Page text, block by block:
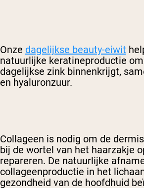
Onze dagelijkse beauty-eiwit
natuurlijke keratineproductie
dagelijkse zink binnenkrijgt,
en hyaluronzuur.
Collageen is nodig om de
bij de wortel van het haarzakje
repareren. De natuurlijke
collageenproductie in het
gezondheid van de hoofdhuid